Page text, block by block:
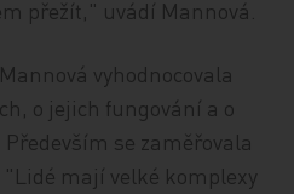
přežít," uvádí Mannová.
vyhodnocovala
o jejich fungování a o
se zaměřovala
mají velké komplexy